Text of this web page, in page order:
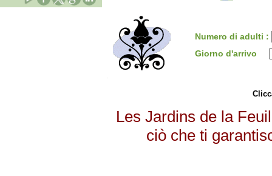
Numero di adulti :
Giorno d'arrivo
Les Jardins de la
ciò che ti